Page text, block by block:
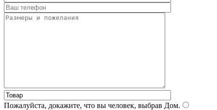
Пожалуйста, докажите, что вы человек, выбрав Дом.